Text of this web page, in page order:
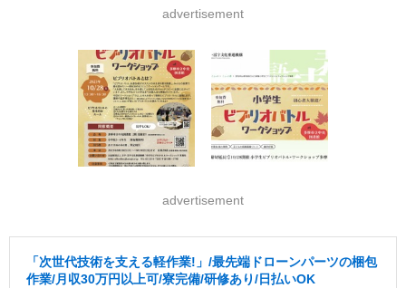
advertisement
advertisement
「次世代技術を支える軽作業!」/最先端ドローンパーツの梱包
作業/月収30万円以上可/寮完備/研修あり/日払いOK